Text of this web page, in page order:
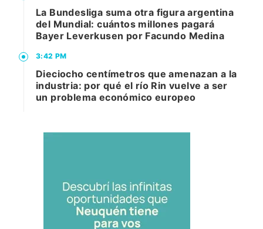
La Bundesliga suma otra figura argentina
del Mundial: cuántos millones pagará
Bayer Leverkusen por Facundo Medina
3:42 PM
Dieciocho centímetros que amenazan a la
industria: por qué el río Rin vuelve a ser
un problema económico europeo